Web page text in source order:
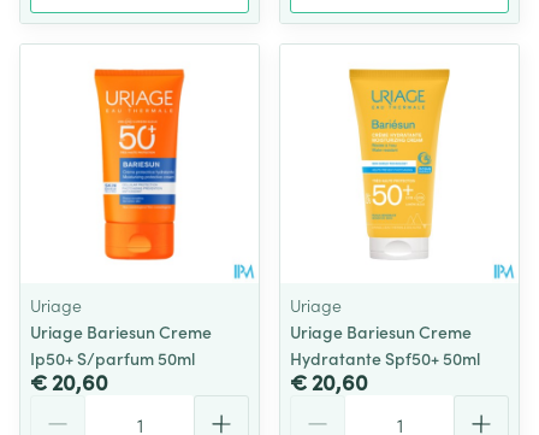
Uriage
Uriage Bariesun Creme
Ip50+ S/parfum 50ml
€ 20,60
Uriage
Uriage Bariesun Creme
Hydratante Spf50+ 50ml
€ 20,60